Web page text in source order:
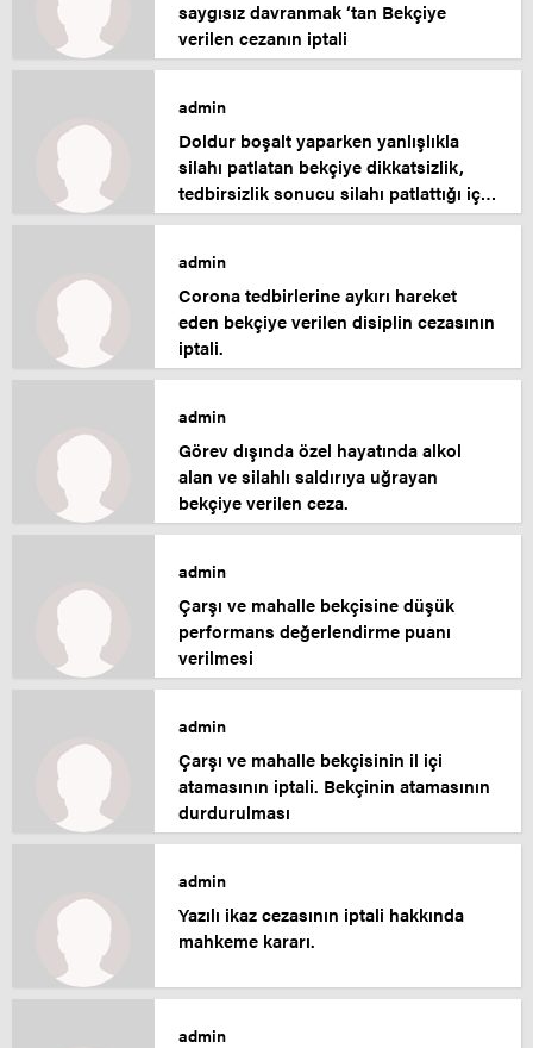
saygısız davranmak ‘tan Bekçiye
verilen cezanın iptali
admin
Doldur boşalt yaparken yanlışlıkla
silahı patlatan bekçiye dikkatsizlik,
tedbirsizlik sonucu silahı patlattığı için
verilen cezanın iptali.
admin
Corona tedbirlerine aykırı hareket
eden bekçiye verilen disiplin cezasının
iptali.
admin
Görev dışında özel hayatında alkol
alan ve silahlı saldırıya uğrayan
bekçiye verilen ceza.
admin
Çarşı ve mahalle bekçisine düşük
performans değerlendirme puanı
verilmesi
admin
Çarşı ve mahalle bekçisinin il içi
atamasının iptali. Bekçinin atamasının
durdurulması
admin
Yazılı ikaz cezasının iptali hakkında
mahkeme kararı.
admin